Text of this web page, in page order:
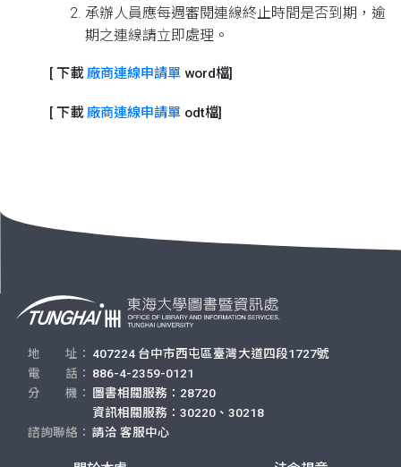
承辦人員應每週審閱連線終止時間是否到期，逾
期之連線請立即處理。
[ 下載廠商連線申請單 word檔]
[ 下載廠商連線申請單 odt檔]
地 址： 407224 台中市西屯區臺灣大道四段1727號
電 話： 886-4-2359-0121
分 機：
圖書相關服務：28720
資訊相關服務：30220、30218
諮詢聯絡： 請洽 客服中心